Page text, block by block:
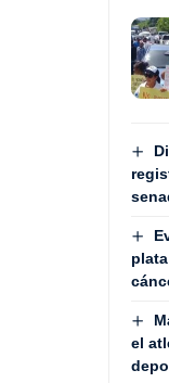
el